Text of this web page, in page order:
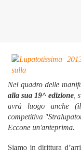
Nel quadro delle
alla sua 19^ edizione ,
avrà luogo anche
competitiva
Eccone un'anteprima.
Siamo in dirittura